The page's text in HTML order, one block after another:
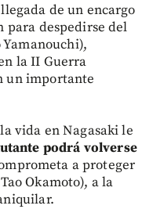
de un encargo
para despedirse del
la II Guerra
un importante
vida en Nagasaki le
podrá volverse
a proteger
Okamoto), a la